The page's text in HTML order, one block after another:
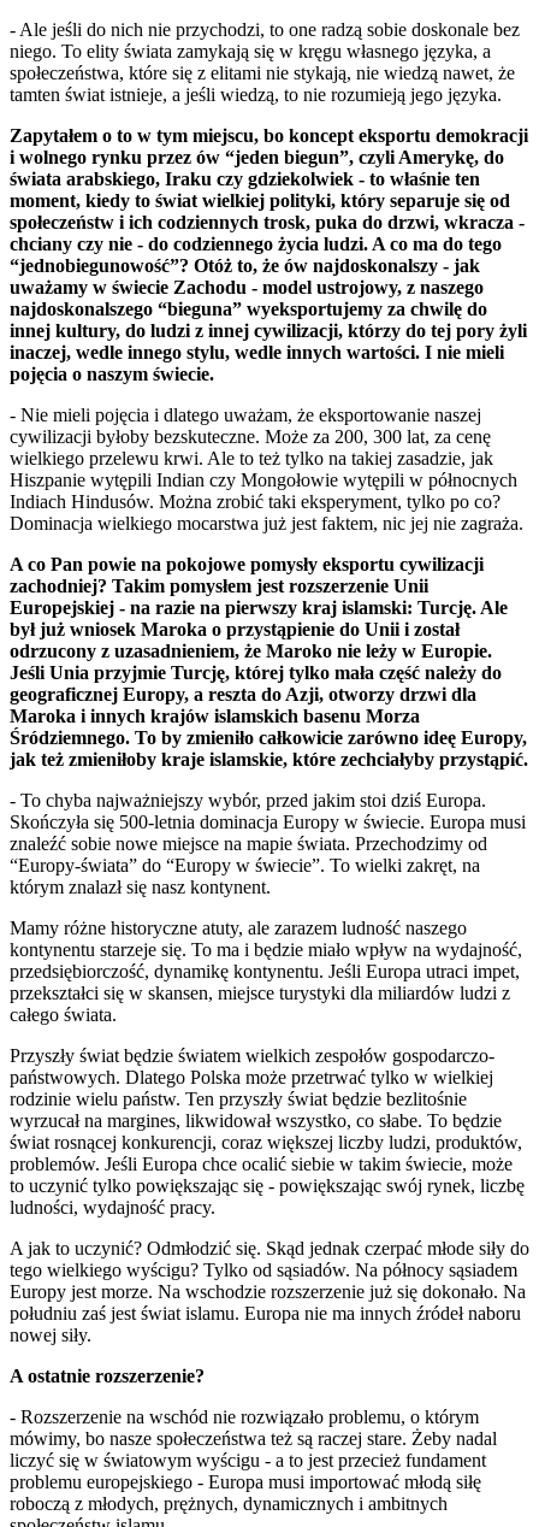
- Ale jeśli do nich nie przychodzi, to one radzą sobie doskonale bez
niego. To elity świata zamykają się w kręgu własnego języka, a
społeczeństwa, które się z elitami nie stykają, nie wiedzą nawet, że
tamten świat istnieje, a jeśli wiedzą, to nie rozumieją jego języka.
Zapytałem o to w tym miejscu, bo koncept eksportu demokracji
i wolnego rynku przez ów “jeden biegun”, czyli Amerykę, do
świata arabskiego, Iraku czy gdziekolwiek - to właśnie ten
moment, kiedy to świat wielkiej polityki, który separuje się od
społeczeństw i ich codziennych trosk, puka do drzwi, wkracza -
chciany czy nie - do codziennego życia ludzi. A co ma do tego
“jednobiegunowość”? Otóż to, że ów najdoskonalszy - jak
uważamy w świecie Zachodu - model ustrojowy, z naszego
najdoskonalszego “bieguna” wyeksportujemy za chwilę do
innej kultury, do ludzi z innej cywilizacji, którzy do tej pory żyli
inaczej, wedle innego stylu, wedle innych wartości. I nie mieli
pojęcia o naszym świecie.
- Nie mieli pojęcia i dlatego uważam, że eksportowanie naszej
cywilizacji byłoby bezskuteczne. Może za 200, 300 lat, za cenę
wielkiego przelewu krwi. Ale to też tylko na takiej zasadzie, jak
Hiszpanie wytępili Indian czy Mongołowie wytępili w północnych
Indiach Hindusów. Można zrobić taki eksperyment, tylko po co?
Dominacja wielkiego mocarstwa już jest faktem, nic jej nie zagraża.
A co Pan powie na pokojowe pomysły eksportu cywilizacji
zachodniej? Takim pomysłem jest rozszerzenie Unii
Europejskiej - na razie na pierwszy kraj islamski: Turcję. Ale
był już wniosek Maroka o przystąpienie do Unii i został
odrzucony z uzasadnieniem, że Maroko nie leży w Europie.
Jeśli Unia przyjmie Turcję, której tylko mała część należy do
geograficznej Europy, a reszta do Azji, otworzy drzwi dla
Maroka i innych krajów islamskich basenu Morza
Śródziemnego. To by zmieniło całkowicie zarówno ideę Europy,
jak też zmieniłoby kraje islamskie, które zechciałyby przystąpić.
- To chyba najważniejszy wybór, przed jakim stoi dziś Europa.
Skończyła się 500-letnia dominacja Europy w świecie. Europa musi
znaleźć sobie nowe miejsce na mapie świata. Przechodzimy od
“Europy-świata” do “Europy w świecie”. To wielki zakręt, na
którym znalazł się nasz kontynent.
Mamy różne historyczne atuty, ale zarazem ludność naszego
kontynentu starzeje się. To ma i będzie miało wpływ na wydajność,
przedsiębiorczość, dynamikę kontynentu. Jeśli Europa utraci impet,
przekształci się w skansen, miejsce turystyki dla miliardów ludzi z
całego świata.
Przyszły świat będzie światem wielkich zespołów gospodarczo-
państwowych. Dlatego Polska może przetrwać tylko w wielkiej
rodzinie wielu państw. Ten przyszły świat będzie bezlitośnie
wyrzucał na margines, likwidował wszystko, co słabe. To będzie
świat rosnącej konkurencji, coraz większej liczby ludzi, produktów,
problemów. Jeśli Europa chce ocalić siebie w takim świecie, może
to uczynić tylko powiększając się - powiększając swój rynek, liczbę
ludności, wydajność pracy.
A jak to uczynić? Odmłodzić się. Skąd jednak czerpać młode siły do
tego wielkiego wyścigu? Tylko od sąsiadów. Na północy sąsiadem
Europy jest morze. Na wschodzie rozszerzenie już się dokonało. Na
południu zaś jest świat islamu. Europa nie ma innych źródeł naboru
nowej siły.
A ostatnie rozszerzenie?
- Rozszerzenie na wschód nie rozwiązało problemu, o którym
mówimy, bo nasze społeczeństwa też są raczej stare. Żeby nadal
liczyć się w światowym wyścigu - a to jest przecież fundament
problemu europejskiego - Europa musi importować młodą siłę
roboczą z młodych, prężnych, dynamicznych i ambitnych